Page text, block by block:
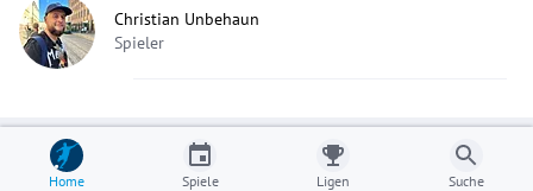
Christian Unbehaun
Spieler
Home Spiele Ligen Suche